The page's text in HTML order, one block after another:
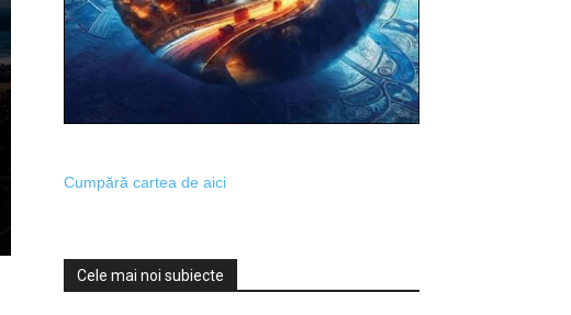
Cumpără cartea de aici
Cele mai noi subiecte